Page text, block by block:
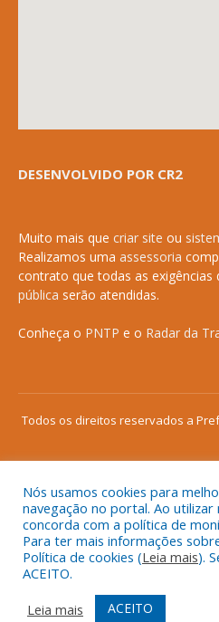
DESENVOLVIDO POR CR2
Muito mais que criar site ou
Realizamos uma assessoria
contrato que todas as exigências
pública serão atendidas.
Conheça o PNTP e o Radar da
Todos os direitos reservados a
Mapa do Site
Acessar
Acessar o
Nós usamos cookies para
navegação no portal. Ao
concorda com a política de
Para ter mais informações
Política de cookies (Leia mais).
ACEITO.
Leia mais
ACEITO